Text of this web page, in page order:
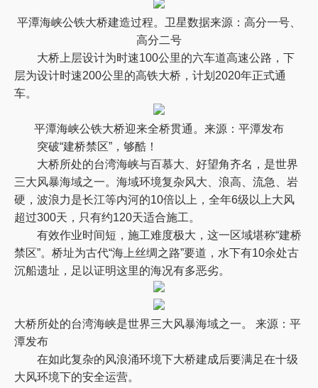
平潭海峡公铁大桥建造过程。卫星数据来源：高分一号、
高分二号
大桥上层设计为时速100公里的六车道高速公路，下
层为设计时速200公里的高铁大桥，计划2020年正式通
车。
平潭海峡公铁大桥迎来全桥贯通。来源：平潭发布
突破“建桥禁区”，够酷！
大桥所处的台湾海峡与百慕大、好望角齐名，是世界
三大风暴海域之一。海域环境复杂风大、浪高、流急、岩
硬，波浪力是长江等内河的10倍以上，全年6级以上大风
超过300天，只有约120天适合施工。
有效作业时间短，施工难度极大，这一区域堪称“建桥
禁区”。桥址为古代“海上丝绸之路”要道，水下有10余处古
沉船遗址，足以证明这里的海况有多恶劣。
大桥所处的台湾海峡是世界三大风暴海域之一。 来源：平
潭发布
在如此复杂的风浪涌环境下大桥建成后要满足在十级
大风环境下的安全运营。